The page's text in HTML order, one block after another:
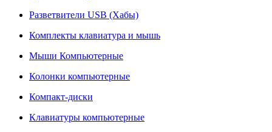
Разветвители USB (Хабы)
Комплекты клавиатура и мышь
Мыши Компьютерные
Колонки компьютерные
Компакт-диски
Клавиатуры компьютерные